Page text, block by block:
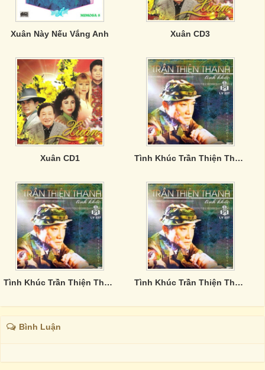
Xuân Này Nếu Vắng Anh Xuân CD3
Xuân CD1 Tình Khúc Trần Thiện Thanh - CD4
Tình Khúc Trần Thiện Thanh - CD3 Tình Khúc Trần Thiện Thanh - CD1
Bình Luận